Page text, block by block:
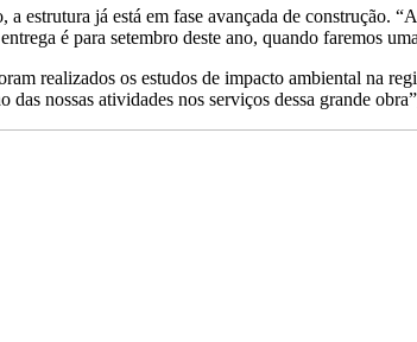
estrutura já está em fase avançada de construção.
é para setembro deste ano, quando faremos
realizados os estudos de impacto ambiental na
nossas atividades nos serviços dessa grande